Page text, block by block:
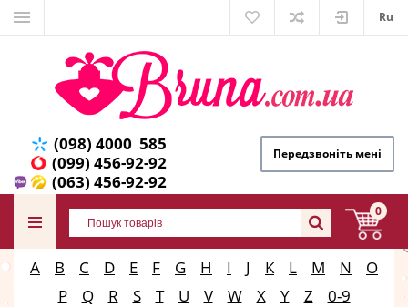
Ru
(098) 4000 585
(099) 456-92-92
(063) 456-92-92
Передзвоніть мені
0
A B C D E F G H I J K L M N
O
P
Q R S T U V W X Y Z
0-9